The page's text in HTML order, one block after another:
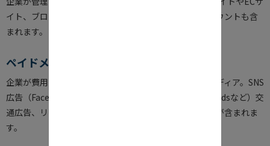
イト、ブログ、パンフレットが該当し、企業のSNSアカウントも含
まれます。
ペイドメディア（Paid media)
企業が費用を支払って、獲得した枠に広告掲載を行うメディア。SNS
広告（Facebook広告など）、検索広告（Google AdWordsなど）交
通広告、リスティング広告、ディスプレイ・バナー広告が含まれま
す。